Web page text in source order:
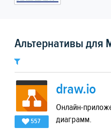
Альтернативы для
557
draw.io
Онлайн-
диаграмм.